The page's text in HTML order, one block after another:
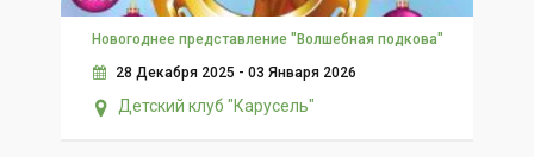
Новогоднее представление "Волшебная подкова"
28 Декабря 2025 - 03 Января 2026
Детский клуб "Карусель"